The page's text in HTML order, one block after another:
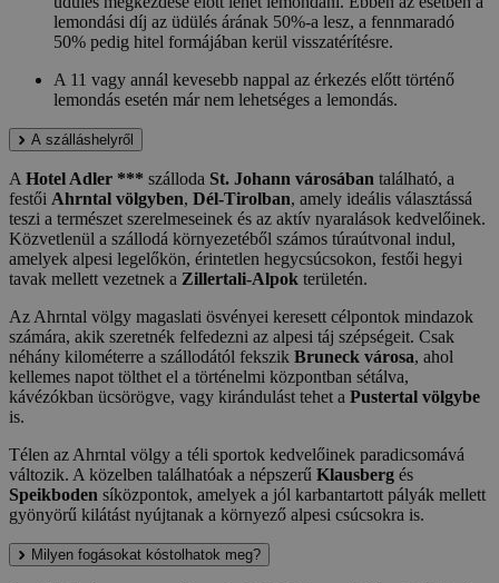
lemondási díj az üdülés árának 50%-a lesz, a fennmaradó
50% pedig hitel formájában kerül visszatérítésre.
A 11 vagy annál kevesebb nappal az érkezés előtt történő
lemondás esetén már nem lehetséges a lemondás.
A szálláshelyről
A Hotel Adler *** szálloda St. Johann városában található, a
festői Ahrntal völgyben, Dél-Tirolban, amely ideális választássá
teszi a természet szerelmeseinek és az aktív nyaralások kedvelőinek.
Közvetlenül a szállodá környezetéből számos túraútvonal indul,
amelyek alpesi legelőkön, érintetlen hegycsúcsokon, festői hegyi
tavak mellett vezetnek a Zillertali-Alpok területén.
Az Ahrntal völgy magaslati ösvényei keresett célpontok mindazok
számára, akik szeretnék felfedezni az alpesi táj szépségeit. Csak
néhány kilométerre a szállodától fekszik Bruneck városa, ahol
kellemes napot tölthet el a történelmi központban sétálva,
kávézókban ücsörögve, vagy kirándulást tehet a Pustertal völgybe
is.
Télen az Ahrntal völgy a téli sportok kedvelőinek paradicsomává
változik. A közelben találhatóak a népszerű Klausberg és
Speikboden síközpontok, amelyek a jól karbantartott pályák mellett
gyönyörű kilátást nyújtanak a környező alpesi csúcsokra is.
Milyen fogásokat kóstolhatok meg?